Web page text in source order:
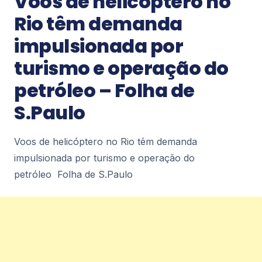
Niterói terá primeira escola pública
bilíngue em português e espanhol –
Prefeitura Municipal de Niterói
Niterói terá primeira escola pública bilíngue em
português e espanhol Prefeitura Municipal de
Niterói
2
Notícias
Recicla Niterói inaugura novos pontos e
funcionamento aos domingos –
Rio têm demanda
impulsionada por
turismo e operação do
petróleo – Folha de
S.Paulo
Voos de helicóptero no Rio têm demanda
impulsionada por turismo e operação do
petróleo Folha de S.Paulo